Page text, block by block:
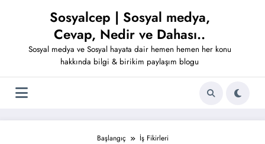
Sosyalcep | Sosyal medya,
Cevap, Nedir ve Dahası..
Sosyal medya ve Sosyal hayata dair hemen hemen her konu
hakkında bilgi & birikim paylaşım blogu
Başlangıç
İş Fikirleri